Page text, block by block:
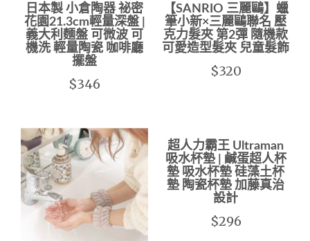
日本製 小倉陶器 祕密
花園21.3cm輕量深盤 |
義大利麵盤 可微波 可
機洗 輕量陶瓷 咖啡廳
擺盤
$346
【SANRIO 三麗鷗】蠟
筆小新×三麗鷗聯名 壓
克力髮夾 第2彈 隨機款
可愛造型髮夾 兒童髮飾
$320
超人力霸王 Ultraman
吸水杯墊 | 鹹蛋超人杯
墊 吸水杯墊 硅藻土杯
墊 陶瓷杯墊 加藤真治
設計
$296